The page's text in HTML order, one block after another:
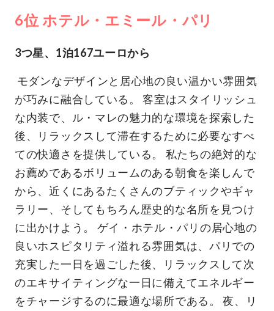
6位 ホテル・エミール・パリ
3つ星、1泊167ユーロから
モダンなデザインと居心地の良い温かい雰囲気
が巧みに融合している。 客室はスタイリッシュ
な内装で、ル・マレの魅力的な環境を探索した
後、リラックスして滞在するために必要なすべ
ての快適さを提供している。 私たちの絶対的な
お薦めであるボリュームのある朝食を楽しんで
から、近くにあるたくさんのブティックやギャ
ラリー、そしてもちろん歴史的な名所を見つけ
に出かけよう。 ゲイ・ホテル・パリの居心地の
良いホスピタリティ溢れる雰囲気は、パリでの
充実した一日を過ごした後、リラックスして次
のエキサイティングな一日に備えてエネルギー
をチャージするのに最適な場所である。 夜、リ